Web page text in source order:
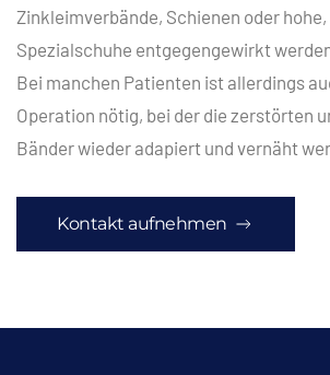
Zinkleimverbände, Schienen oder
Spezialschuhe entgegengewirkt
Bei manchen Patienten ist allerdings
Operation nötig, bei der die zerstörten
Bänder wieder adapiert und vernäht
Kontakt aufnehmen